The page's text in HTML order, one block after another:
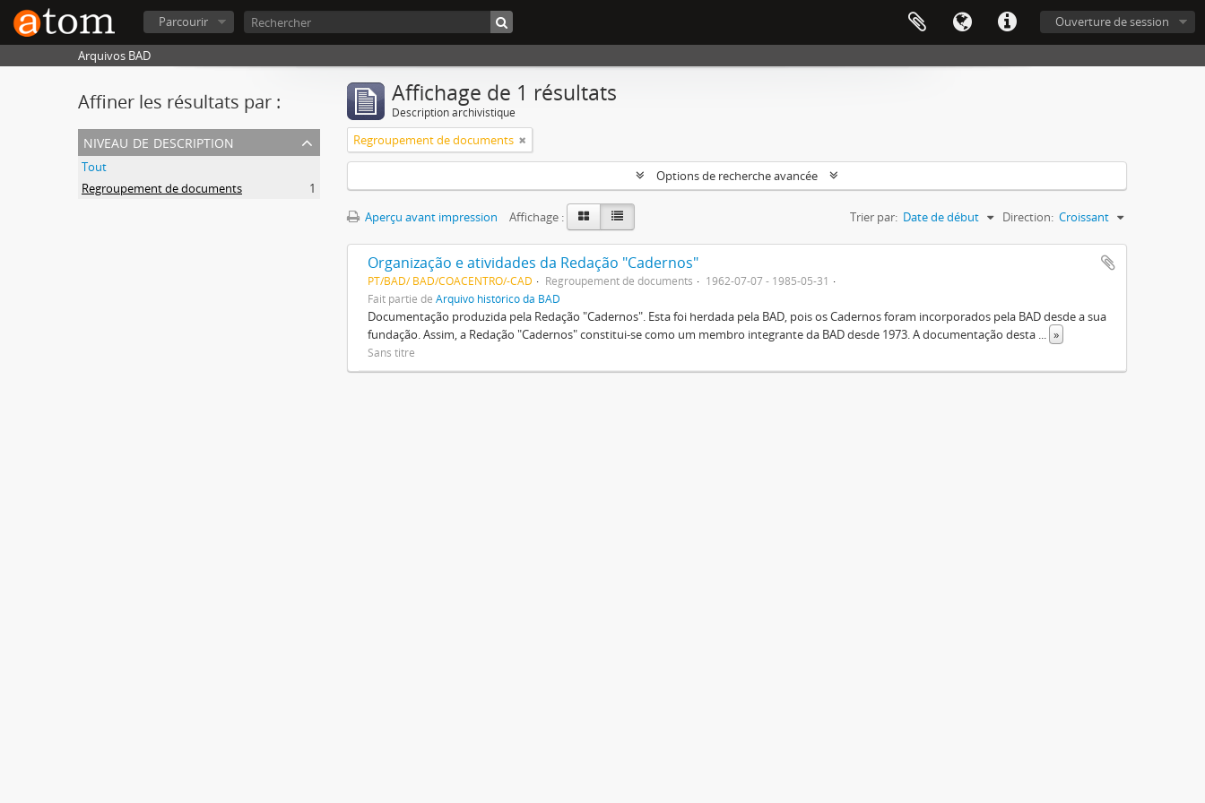
Ouverture de session
Parcourir
Arquivos BAD
Affiner les résultats par :
niveau de description
Tout
Regroupement de documents
1
Affichage de 1 résultats
Description archivistique
Regroupement de documents
Options de recherche avancée
Aperçu avant impression Affichage : Trier par: Date de début Direction: Croissant
Organização e atividades da Redação "Cadernos"
PT/BAD/ BAD/COACENTRO/-CAD Regroupement de documents
1962-07-07 - 1985-05-31
Fait partie de Arquivo histórico da BAD
Documentação produzida pela Redação "Cadernos". Esta foi herdada pela BAD, pois os Cadernos foram incorporados pela BAD desde a sua
fundação. Assim, a Redação "Cadernos" constitui-se como um membro integrante da BAD desde 1973. A documentação desta ... »
Sans titre